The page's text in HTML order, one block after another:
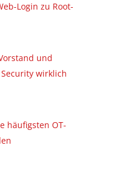
Login zu Root-
und
wirklich
häufigsten OT-